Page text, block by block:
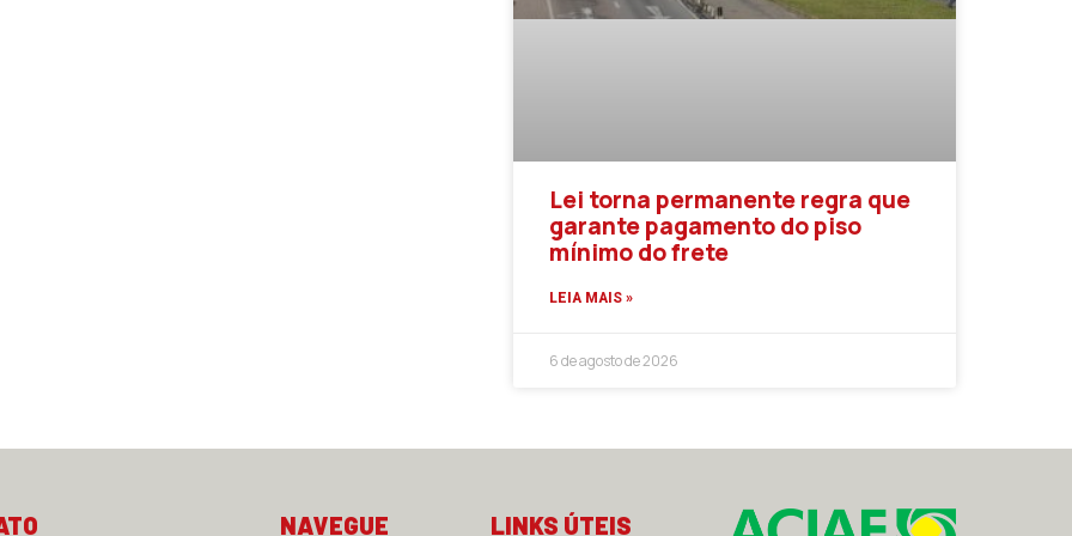
Lei torna permanente regra que
garante pagamento do piso
mínimo do frete
LEIA MAIS »
6 de agosto de 2026
NAVEGUE LINKS ÚTEIS